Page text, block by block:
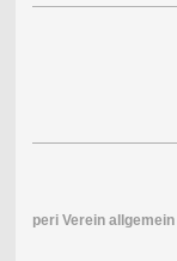
peri Verein